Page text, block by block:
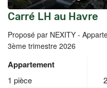
Carré LH au Havre
Proposé par NEXITY -
3ème trimestre 2026
Appartement
1 pièce